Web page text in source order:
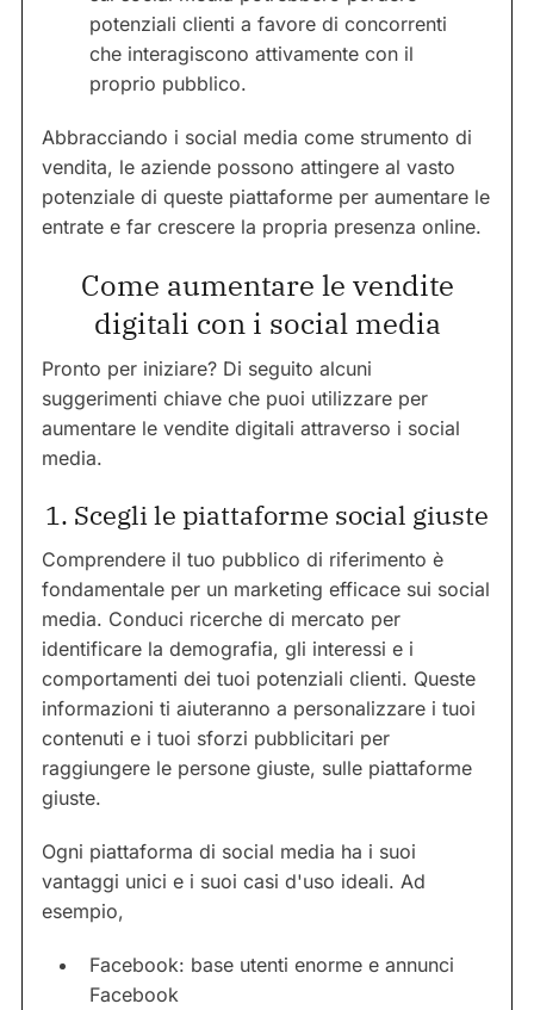
potenziali clienti a favore di concorrenti
che interagiscono attivamente con il
proprio pubblico.
Abbracciando i social media come strumento di
vendita, le aziende possono attingere al vasto
potenziale di queste piattaforme per aumentare le
entrate e far crescere la propria presenza online.
Come aumentare le vendite
digitali con i social media
Pronto per iniziare? Di seguito alcuni
suggerimenti chiave che puoi utilizzare per
aumentare le vendite digitali attraverso i social
media.
1. Scegli le piattaforme social giuste
Comprendere il tuo pubblico di riferimento è
fondamentale per un marketing efficace sui social
media. Conduci ricerche di mercato per
identificare la demografia, gli interessi e i
comportamenti dei tuoi potenziali clienti. Queste
informazioni ti aiuteranno a personalizzare i tuoi
contenuti e i tuoi sforzi pubblicitari per
raggiungere le persone giuste, sulle piattaforme
giuste.
Ogni piattaforma di social media ha i suoi
vantaggi unici e i suoi casi d'uso ideali. Ad
esempio,
Facebook: base utenti enorme e annunci
Facebook